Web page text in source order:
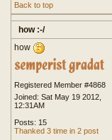
Back to top
how :-/
how
Registered Member #4868
Joined: Sat May 19 2012,
12:31AM
Posts: 15
Thanked 3 time in 2 post